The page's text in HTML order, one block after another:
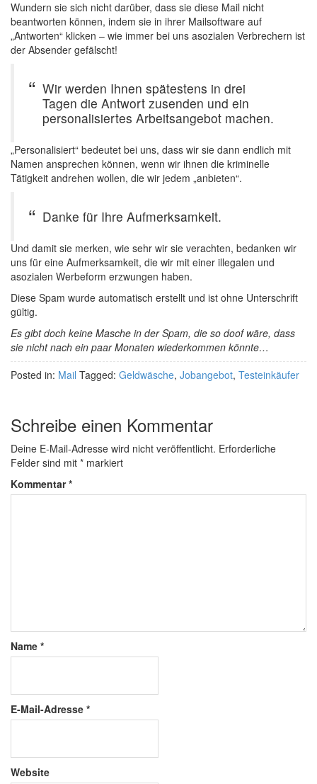
Wundern sie sich nicht darüber, dass sie diese Mail nicht
beantworten können, indem sie in ihrer Mailsoftware auf
„Antworten“ klicken – wie immer bei uns asozialen Verbrechern ist
der Absender gefälscht!
Wir werden Ihnen spätestens in drei
Tagen die Antwort zusenden und ein
personalisiertes Arbeitsangebot machen.
„Personalisiert“ bedeutet bei uns, dass wir sie dann endlich mit
Namen ansprechen können, wenn wir ihnen die kriminelle
Tätigkeit andrehen wollen, die wir jedem „anbieten“.
Danke für Ihre Aufmerksamkeit.
Und damit sie merken, wie sehr wir sie verachten, bedanken wir
uns für eine Aufmerksamkeit, die wir mit einer illegalen und
asozialen Werbeform erzwungen haben.
Diese Spam wurde automatisch erstellt und ist ohne Unterschrift
gültig.
Es gibt doch keine Masche in der Spam, die so doof wäre, dass
sie nicht nach ein paar Monaten wiederkommen könnte…
Posted in: Mail Tagged: Geldwäsche, Jobangebot, Testeinkäufer
Schreibe einen Kommentar
Deine E-Mail-Adresse wird nicht veröffentlicht. Erforderliche
Felder sind mit * markiert
Kommentar*
Name *
E-Mail-Adresse *
Website